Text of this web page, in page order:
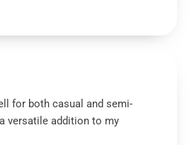
for both casual and semi-
versatile addition to my